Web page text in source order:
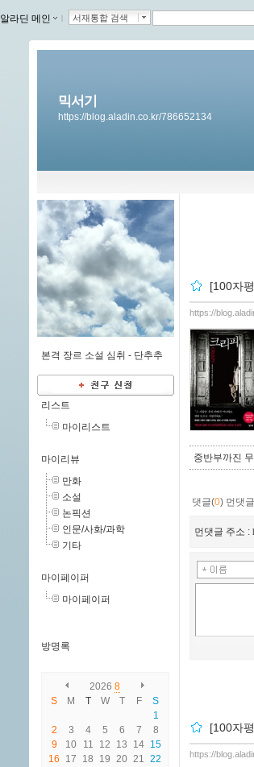
알라딘 메인 ｌ 서재통합 검색
믹서기
https://blog.aladin.co.kr/786652134
본격 장르 소설 심취 - 단추추
리스트
마이리스트
마이리뷰
만화
소설
논픽션
인문/사화/과학
기타
마이페이퍼
마이페이퍼
방명록
2026 8
S
M T W T F
S
1
2
3 4 5 6 7
8
9
10 11 12 13 14 15
16
17 18 19 20 21 22
[100자
https://
중반부까진
댓글(0) 먼댓
먼댓글 주소 :
[100자
https://